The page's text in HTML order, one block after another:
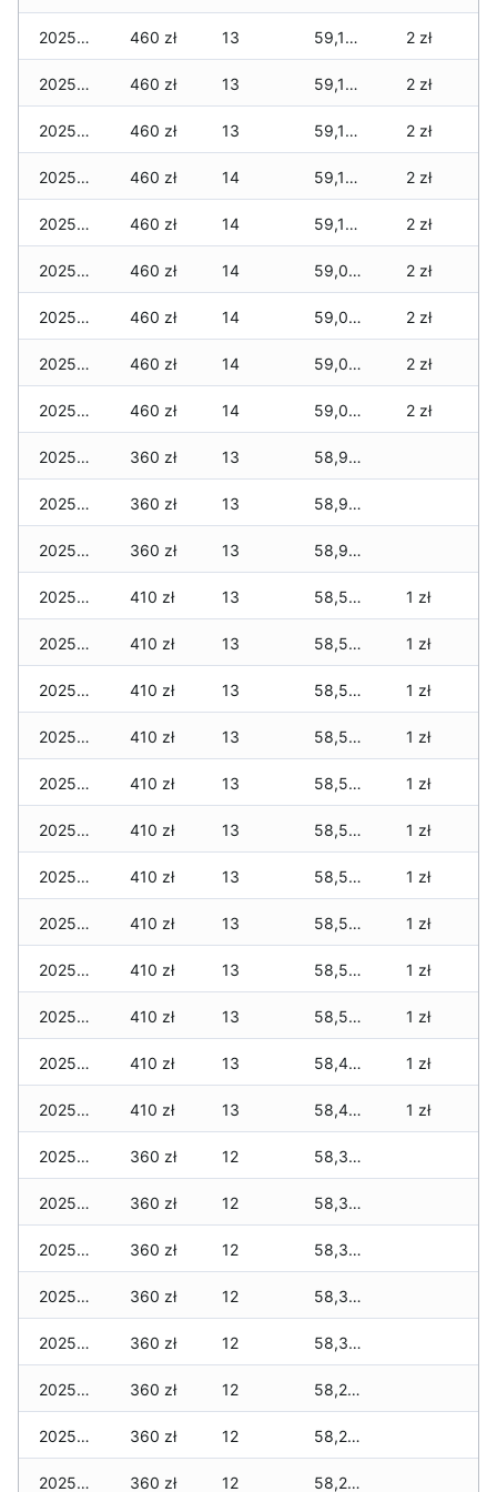
2025-05-11 460 zł 13 59,155 zł 2 zł
2025-05-10 460 zł 13 59,155 zł 2 zł
2025-05-09 460 zł 13 59,135 zł 2 zł
2025-05-08 460 zł 14 59,135 zł 2 zł
2025-05-07 460 zł 14 59,135 zł 2 zł
2025-05-05 460 zł 14 59,085 zł 2 zł
2025-05-03 460 zł 14 59,085 zł 2 zł
2025-05-02 460 zł 14 59,065 zł 2 zł
2025-04-30 460 zł 14 59,015 zł 2 zł
2025-04-29 360 zł 13 58,915 zł
2025-04-26 360 zł 13 58,915 zł
2025-04-24 360 zł 13 58,915 zł
2025-04-06 410 zł 13 58,575 zł 1 zł
2025-04-05 410 zł 13 58,575 zł 1 zł
2025-04-04 410 zł 13 58,575 zł 1 zł
2025-04-02 410 zł 13 58,555 zł 1 zł
2025-04-01 410 zł 13 58,505 zł 1 zł
2025-03-31 410 zł 13 58,505 zł 1 zł
2025-03-29 410 zł 13 58,505 zł 1 zł
2025-03-28 410 zł 13 58,505 zł 1 zł
2025-03-26 410 zł 13 58,505 zł 1 zł
2025-03-25 410 zł 13 58,505 zł 1 zł
2025-03-24 410 zł 13 58,455 zł 1 zł
2025-03-23 410 zł 13 58,455 zł 1 zł
2025-03-21 360 zł 12 58,335 zł
2025-03-19 360 zł 12 58,335 zł
2025-03-16 360 zł 12 58,325 zł
2025-03-15 360 zł 12 58,315 zł
2025-03-14 360 zł 12 58,315 zł
2025-03-13 360 zł 12 58,295 zł
2025-03-08 360 zł 12 58,265 zł
2025-03-07 360 zł 12 58,265 zł